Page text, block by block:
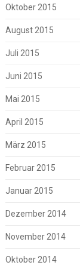
Oktober 2015
August 2015
Juli 2015
Juni 2015
Mai 2015
April 2015
März 2015
Februar 2015
Januar 2015
Dezember 2014
November 2014
Oktober 2014